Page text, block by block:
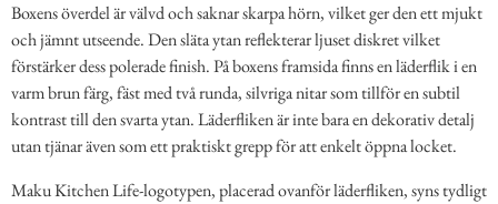
Boxens överdel är välvd och saknar skarpa hörn, vilket ger den ett mjukt
och jämnt utseende. Den släta ytan reflekterar ljuset diskret vilket
förstärker dess polerade finish. På boxens framsida finns en läderflik i en
varm brun färg, fäst med två runda, silvriga nitar som tillför en subtil
kontrast till den svarta ytan. Läderfliken är inte bara en dekorativ detalj
utan tjänar även som ett praktiskt grepp för att enkelt öppna locket.
Maku Kitchen Life-logotypen, placerad ovanför läderfliken, syns tydligt